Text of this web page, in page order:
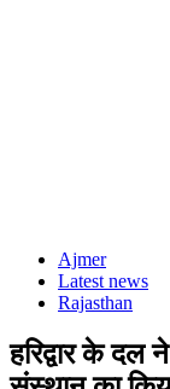
Ajmer
Latest news
Rajasthan
हरिद्वार के दल